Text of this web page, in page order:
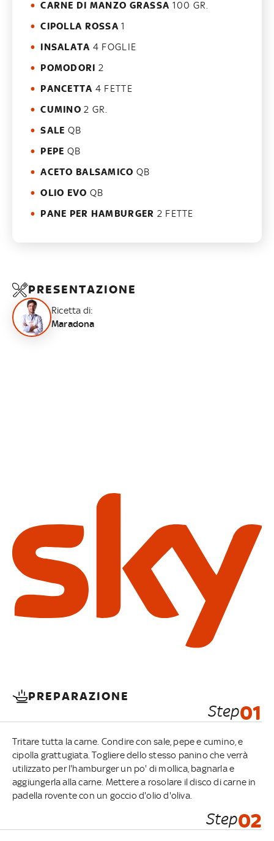
CARNE DI MANZO GRASSA 100 GR.
CIPOLLA ROSSA 1
INSALATA 4 FOGLIE
POMODORI 2
PANCETTA 4 FETTE
CUMINO 2 GR.
SALE QB
PEPE QB
ACETO BALSAMICO QB
OLIO EVO QB
PANE PER HAMBURGER 2 FETTE
PRESENTAZIONE
Ricetta di:
Maradona
PREPARAZIONE
Step01
Tritare tutta la carne. Condire con sale, pepe e cumino, e
cipolla grattugiata. Togliere dello stesso panino che verrà
utilizzato per l'hamburger un po' di mollica, bagnarla e
aggiungerla alla carne. Mettere a rosolare il disco di carne in
padella rovente con un goccio d'olio d'oliva.
Step02